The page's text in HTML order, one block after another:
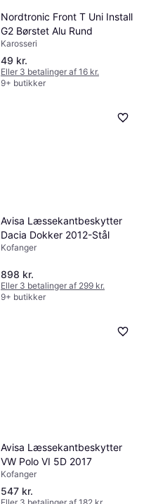
Nordtronic Front T Uni Install
G2 Børstet Alu Rund
Karosseri
49 kr.
Eller 3 betalinger af 16 kr.
9+ butikker
Avisa Læssekantbeskytter
Dacia Dokker 2012-Stål
Kofanger
898 kr.
Eller 3 betalinger af 299 kr.
9+ butikker
Avisa Læssekantbeskytter
VW Polo VI 5D 2017
Kofanger
547 kr.